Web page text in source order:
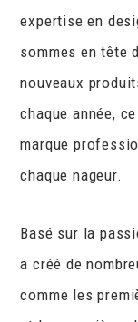
expertise en
sommes en tête
nouveaux
chaque année,
marque
chaque nageur.
Basé sur la
a créé de
comme les